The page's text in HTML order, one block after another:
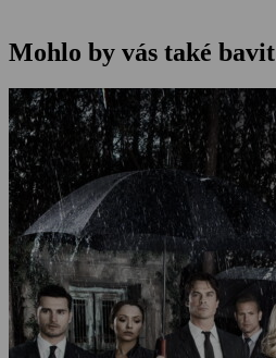
Mohlo by vás také bavit